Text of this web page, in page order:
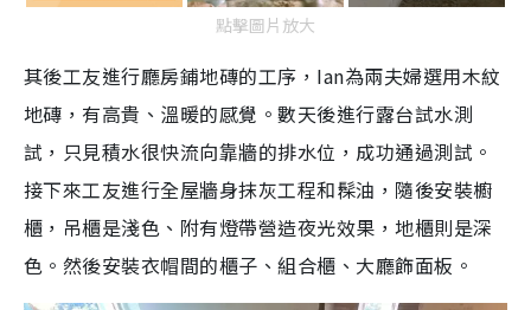
點擊圖片放大
其後工友進行廳房鋪地磚的工序，Ian為兩夫婦選用木紋
地磚，有高貴、溫暖的感覺。數天後進行露台試水測
試，只見積水很快流向靠牆的排水位，成功通過測試。
接下來工友進行全屋牆身抹灰工程和髹油，隨後安裝櫥
櫃，吊櫃是淺色、附有燈帶營造夜光效果，地櫃則是深
色。然後安裝衣帽間的櫃子、組合櫃、大廳飾面板。